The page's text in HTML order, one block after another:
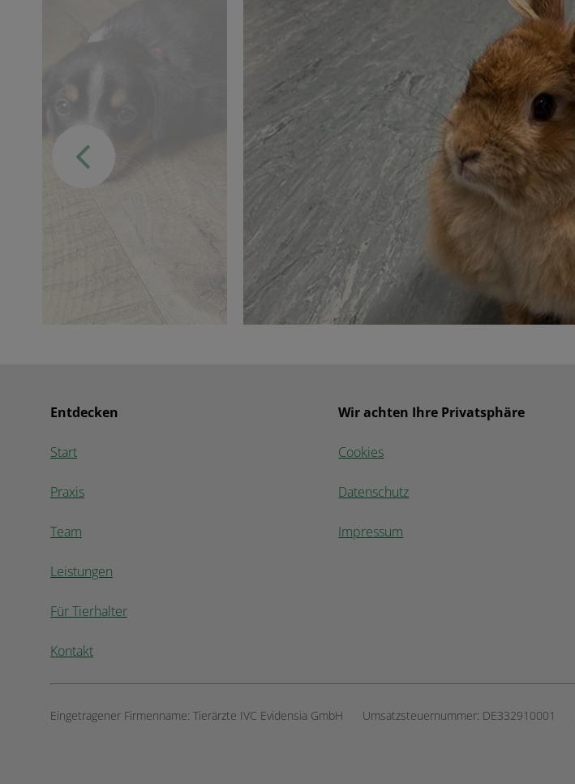
Entdecken
Start
Praxis
Team
Leistungen
Für Tierhalter
Kontakt
Wir achten Ihre Privatsphäre
Cookies
Datenschutz
Impressum
Eingetragener Firmenname: Tierärzte IVC Evidensia GmbH Umsatzsteuernummer: DE332910001